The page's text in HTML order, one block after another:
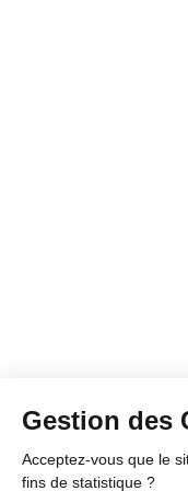
Gestion des
Acceptez-vous que le
fins de statistique ?